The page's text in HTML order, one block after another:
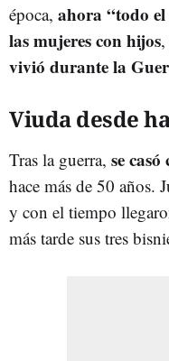
época, ahora “todo
las mujeres con hijos
vivió durante la
Viuda desde
Tras la guerra, se
hace más de 50 años.
y con el tiempo
más tarde sus tres